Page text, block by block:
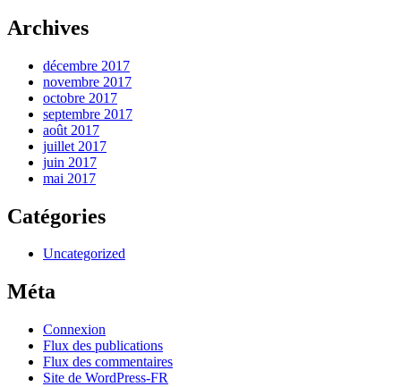
Archives
décembre 2017
novembre 2017
octobre 2017
septembre 2017
août 2017
juillet 2017
juin 2017
mai 2017
Catégories
Uncategorized
Méta
Connexion
Flux des publications
Flux des commentaires
Site de WordPress-FR